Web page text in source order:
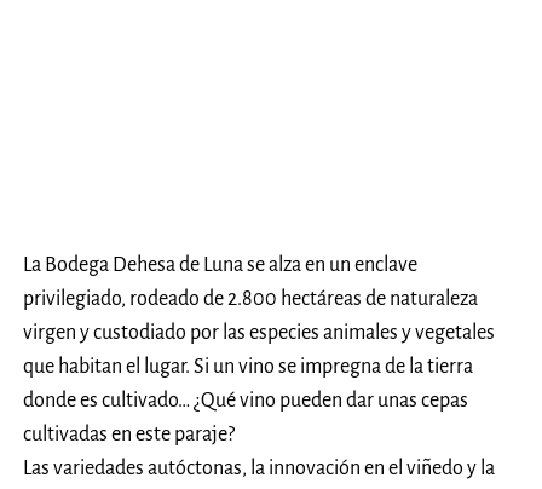
La Bodega Dehesa de Luna se alza en un enclave
privilegiado, rodeado de 2.800 hectáreas de naturaleza
virgen y custodiado por las especies animales y vegetales
que habitan el lugar. Si un vino se impregna de la tierra
donde es cultivado… ¿Qué vino pueden dar unas cepas
cultivadas en este paraje?
Las variedades autóctonas, la innovación en el viñedo y la